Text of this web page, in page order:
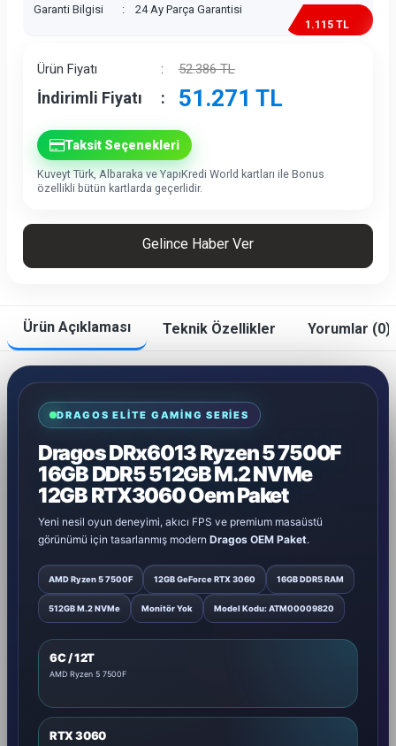
Garanti Bilgisi
: 24 Ay Parça Garantisi
1.115 TL
Ürün Fiyatı : 52.386TL
İndirimli Fiyatı : 51.271 TL
Taksit Seçenekleri
Kuveyt Türk, Albaraka ve YapıKredi World kartları ile Bonus
özellikli bütün kartlarda geçerlidir.
Gelince Haber Ver
Ürün Açıklaması Teknik Özellikler Yorumlar (0)
DRAGOS ELITE GAMING SERIES
Dragos DRx6013 Ryzen 5 7500F
16GB DDR5 512GB M.2 NVMe
12GB RTX3060 Oem Paket
Yeni nesil oyun deneyimi, akıcı FPS ve premium masaüstü
görünümü için tasarlanmış modern Dragos OEM Paket.
AMD Ryzen 5 7500F 12GB GeForce RTX 3060 16GB DDR5 RAM
512GB M.2 NVMe Monitör Yok Model Kodu: ATM00009820
6C / 12T
AMD Ryzen 5 7500F
RTX 3060